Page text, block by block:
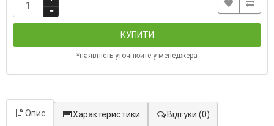
КУПИТИ
*наявність уточнюйте у менеджера
Опис Характеристики Відгуки (0)